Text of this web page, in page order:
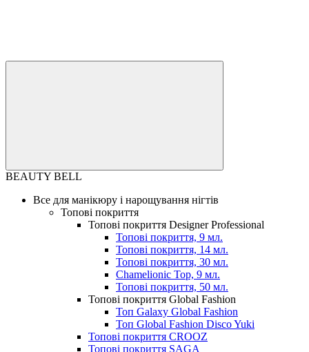
BEAUTY BELL
Все для манікюру і нарощування нігтів
Топові покриття
Топові покриття Designer Professional
Топові покриття, 9 мл.
Топові покриття, 14 мл.
Топові покриття, 30 мл.
Chamelionic Top, 9 мл.
Топові покриття, 50 мл.
Топові покриття Global Fashion
Топ Galaxy Global Fashion
Топ Global Fashion Disco Yuki
Топові покриття CROOZ
Топові покриття SAGA